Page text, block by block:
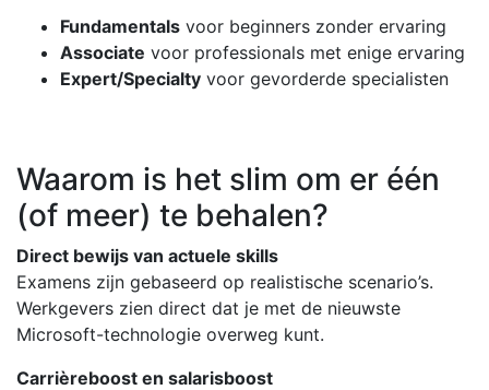
Fundamentals voor beginners zonder ervaring
Associate voor professionals met enige ervaring
Expert/Specialty voor gevorderde specialisten
Waarom is het slim om er één
(of meer) te behalen?
Direct bewijs van actuele skills
Examens zijn gebaseerd op realistische scenario’s.
Werkgevers zien direct dat je met de nieuwste
Microsoft-technologie overweg kunt.
Carrièreboost en salarisboost